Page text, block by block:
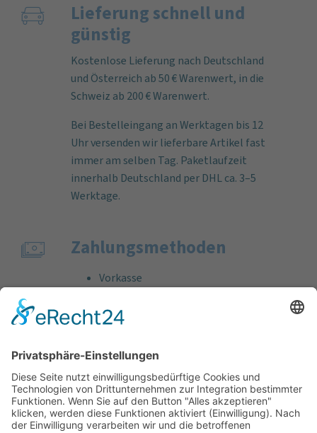
Lieferung schnell und
günstig
Kostenlose Lieferung nach Deutschland
und Österreich ab 50 € Warenwert, in die
Schweiz ab 200 € Warenwert.
Bei Bestelleingang an Werktagen bis 12
Uhr versenden wir lieferbare Artikel fast
immer am selben Tag. Paketlaufzeit
innerhalb Deutschland per DHL ca. 3–5
Werktage.
Zahlungs­methoden
Vorkasse
Bankeinzug
Kreditkarte (VISA & MasterCard)
Support
Kostenlose Beratung vor und nach dem
Kauf!